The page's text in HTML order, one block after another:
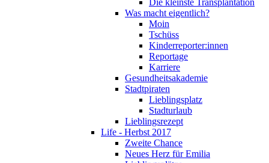
Die kleinste Transplantation
Was macht eigentlich?
Moin
Tschüss
Kinderreporter:innen
Reportage
Karriere
Gesundheitsakademie
Stadtpiraten
Lieblingsplatz
Stadturlaub
Lieblingsrezept
Life - Herbst 2017
Zweite Chance
Neues Herz für Emilia